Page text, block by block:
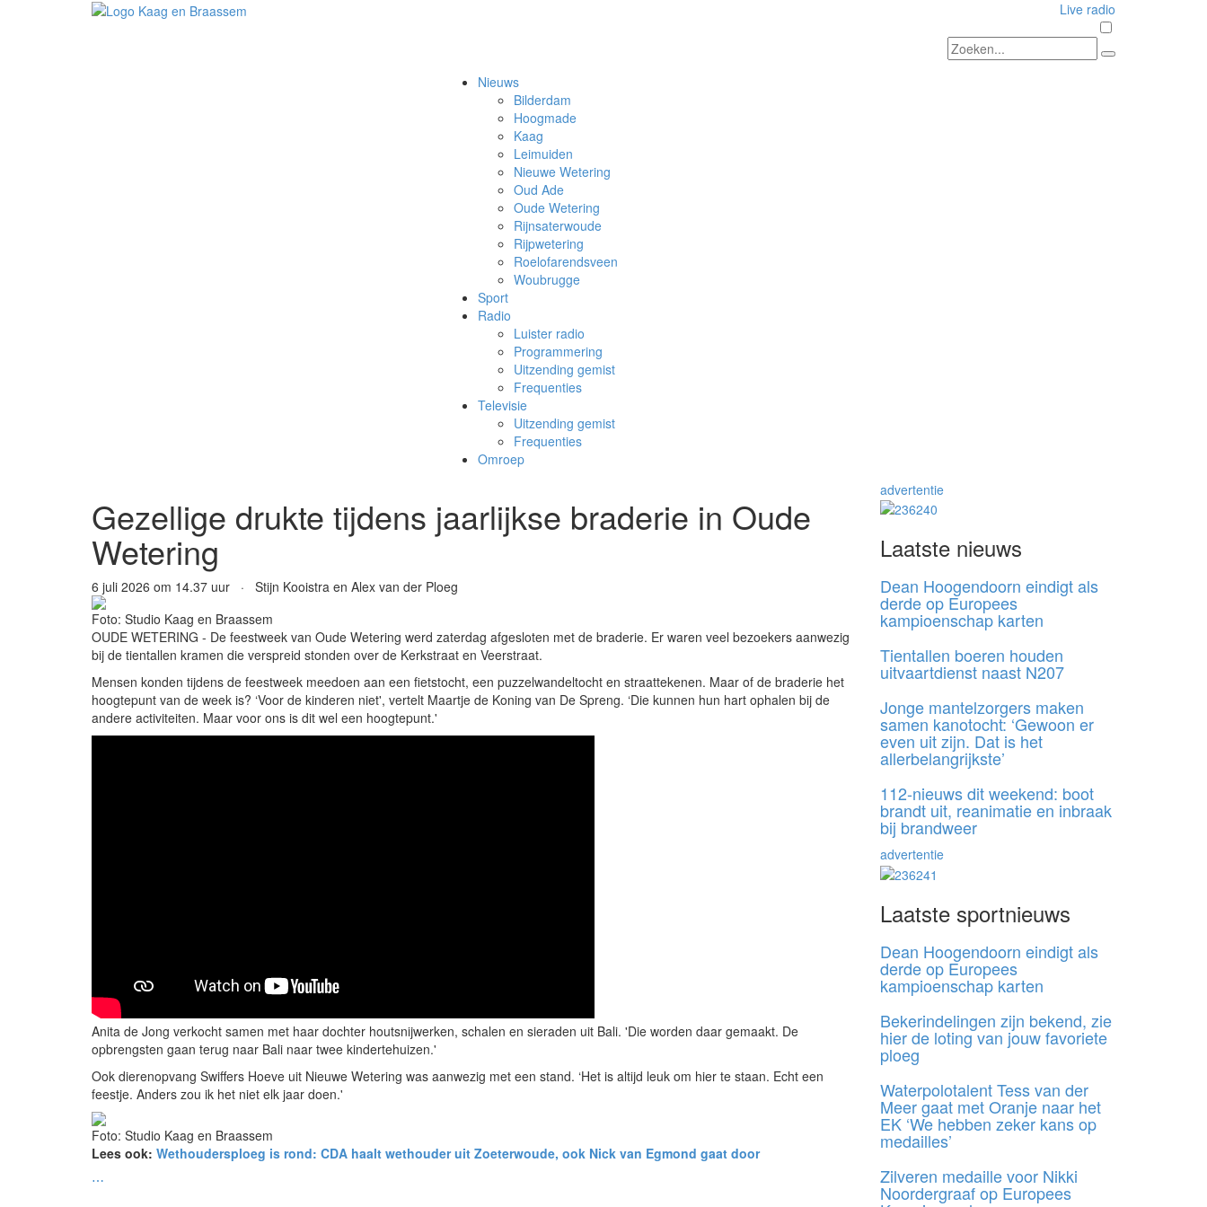
Live radio
Nieuws
Bilderdam
Hoogmade
Kaag
Leimuiden
Nieuwe Wetering
Oud Ade
Oude Wetering
Rijnsaterwoude
Rijpwetering
Roelofarendsveen
Woubrugge
Sport
Radio
Luister radio
Programmering
Uitzending gemist
Frequenties
Televisie
Uitzending gemist
Frequenties
Omroep
Gezellige drukte tijdens jaarlijkse braderie in Oude
Wetering
6 juli 2026 om 14.37 uur · Stijn Kooistra en Alex van der Ploeg
Foto: Studio Kaag en Braassem
OUDE WETERING - De feestweek van Oude Wetering werd zaterdag afgesloten met de braderie. Er waren veel bezoekers aanwezig
bij de tientallen kramen die verspreid stonden over de Kerkstraat en Veerstraat.
Mensen konden tijdens de feestweek meedoen aan een fietstocht, een puzzelwandeltocht en straattekenen. Maar of de braderie het
hoogtepunt van de week is? ‘Voor de kinderen niet', vertelt Maartje de Koning van De Spreng. ‘Die kunnen hun hart ophalen bij de
andere activiteiten. Maar voor ons is dit wel een hoogtepunt.'
Anita de Jong verkocht samen met haar dochter houtsnijwerken, schalen en sieraden uit Bali. 'Die worden daar gemaakt. De
opbrengsten gaan terug naar Bali naar twee kindertehuizen.'
Ook dierenopvang Swiffers Hoeve uit Nieuwe Wetering was aanwezig met een stand. ‘Het is altijd leuk om hier te staan. Echt een
feestje. Anders zou ik het niet elk jaar doen.'
Foto: Studio Kaag en Braassem
Lees ook: Wethoudersploeg is rond: CDA haalt wethouder uit Zoeterwoude, ook Nick van Egmond gaat door
⋯
advertentie
Laatste nieuws
Dean Hoogendoorn eindigt als
derde op Europees
kampioenschap karten
Tientallen boeren houden
uitvaartdienst naast N207
Jonge mantelzorgers maken
samen kanotocht: ‘Gewoon er
even uit zijn. Dat is het
allerbelangrijkste’
112-nieuws dit weekend: boot
brandt uit, reanimatie en inbraak
bij brandweer
advertentie
Laatste sportnieuws
Dean Hoogendoorn eindigt als
derde op Europees
kampioenschap karten
Bekerindelingen zijn bekend, zie
hier de loting van jouw favoriete
ploeg
Waterpolotalent Tess van der
Meer gaat met Oranje naar het
EK ‘We hebben zeker kans op
medailles’
Zilveren medaille voor Nikki
Noordergraaf op Europees